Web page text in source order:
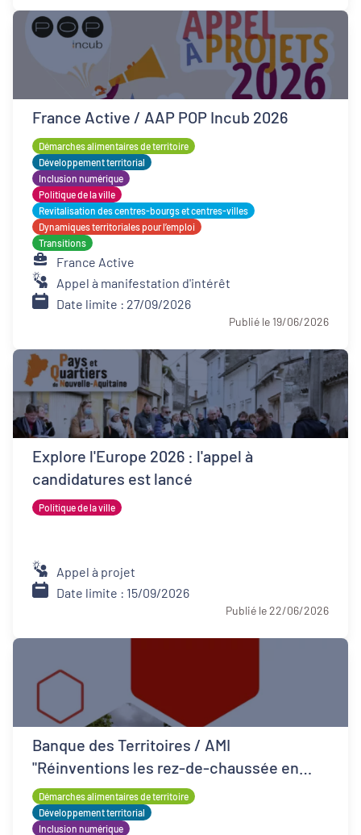
France Active / AAP POP Incub 2026
Démarches alimentaires de territoire
Développement territorial
Inclusion numérique
Politique de la ville
Revitalisation des centres-bourgs et centres-villes
Dynamiques territoriales pour l’emploi
Transitions
France Active
Appel à manifestation d'intérêt
Date limite : 27/09/2026
Publié le 19/06/2026
Explore l'Europe 2026 : l'appel à
candidatures est lancé
Politique de la ville
Appel à projet
Date limite : 15/09/2026
Publié le 22/06/2026
Banque des Territoires / AMI
"Réinventions les rez-de-chaussée en
QPV"
Démarches alimentaires de territoire
Développement territorial
Inclusion numérique